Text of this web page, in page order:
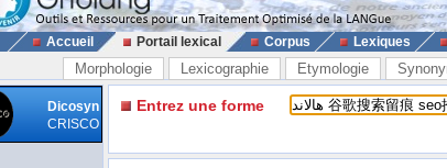
Accueil Portail lexical Corpus Lexiques
Morphologie Lexicographie Etymologie
Dicosyn
CRISCO
Entrez une forme